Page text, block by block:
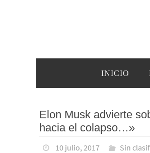
contenido
INICIO
Elon Musk advierte
hacia el colapso…»
10 julio, 2017 Sin